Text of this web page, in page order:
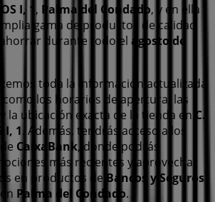
I, 1 , Palma del Condado, y en ella
gama de productos de calidad
durante todo el agosto de
toda la información actualizada
como los horarios de apertura, las
la ubicación exacta de la tienda en C.
I, 1. Además, tendrás acceso a los
CaixaBank, donde podrás
más recientes y aprovechar
en productos de Bancos y Seguros
Palma del Condado.